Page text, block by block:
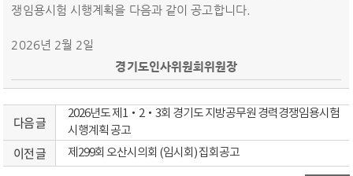
쟁임용시험 시행계획을 다음과 같이 공고합니다.
2026년 2월 2일
경기도인사위원회위원장
다음 글
2026년도 제1‧2‧3회 경기도 지방공무원 경력경쟁임용시험
시행계획 공고
이전 글 제299회 오산시의회 (임시회) 집회공고